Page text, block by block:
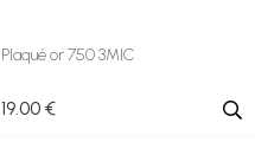
Plaqué or 750 3MIC
19.00 €